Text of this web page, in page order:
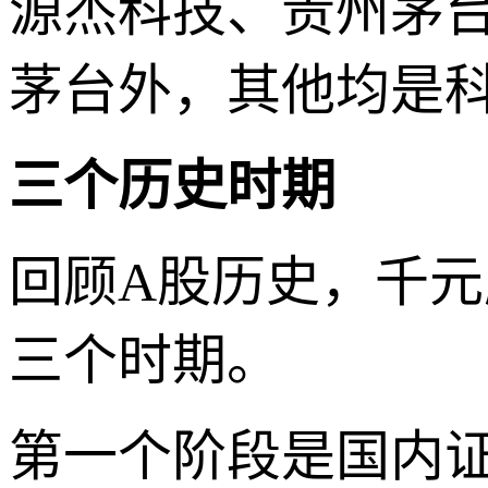
茅台外，其他均是
三个历史时期
回顾A股历史，千
三个时期。
第一个阶段是国内